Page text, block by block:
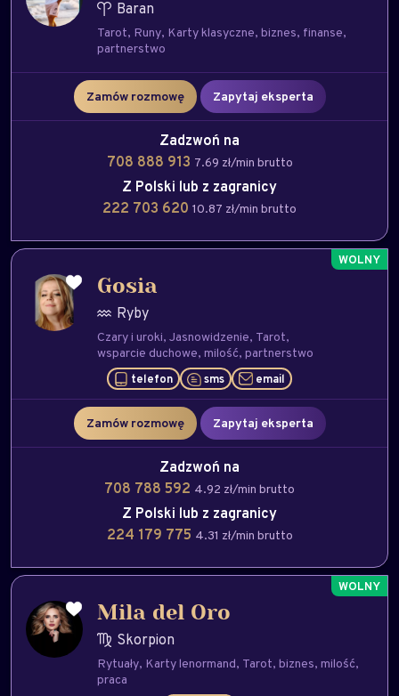
Baran
Tarot Runy Karty klasyczne biznes finanse
partnerstwo
Zamów rozmowę Zapytaj eksperta
Zadzwoń na
708 888 913 7.69 zł/min brutto
Z Polski lub z zagranicy
222 703 620 10.87 zł/min brutto
Gosia
Ryby
Czary i uroki Jasnowidzenie Tarot
wsparcie duchowe milość partnerstwo
telefon sms email
Zamów rozmowę Zapytaj eksperta
Zadzwoń na
708 788 592 4.92 zł/min brutto
Z Polski lub z zagranicy
224 179 775 4.31 zł/min brutto
Mila del Oro
Skorpion
Rytuały Karty lenormand Tarot biznes milość
praca